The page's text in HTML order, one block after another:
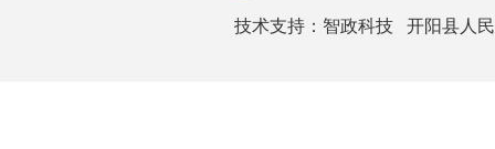
技术支持： 智政科技 开阳县人